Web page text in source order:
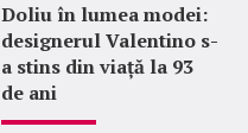
Doliu în lumea modei:
designerul Valentino s-
a stins din viață la 93
de ani